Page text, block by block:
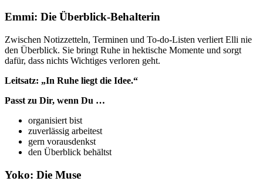
Emmi: Die Überblick-Behalterin
Zwischen Notizzetteln, Terminen und To-do-Listen verliert Elli nie
den Überblick. Sie bringt Ruhe in hektische Momente und sorgt
dafür, dass nichts Wichtiges verloren geht.
Leitsatz: „In Ruhe liegt die Idee.“
Passt zu Dir, wenn Du …
organisiert bist
zuverlässig arbeitest
gern vorausdenkst
den Überblick behältst
Yoko: Die Muse